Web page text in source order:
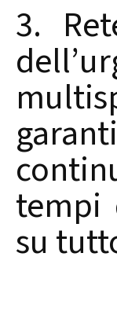
3.
tempi
su